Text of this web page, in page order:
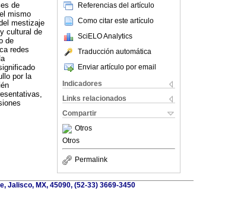
Referencias del artículo
Como citar este artículo
SciELO Analytics
Traducción automática
Enviar artículo por email
Indicadores
Links relacionados
Compartir
Otros
Otros
Permalink
de
mismo
mestizaje
cultural de
de
redes
por la
Jalisco, MX, 45090, (52-33) 3669-3450